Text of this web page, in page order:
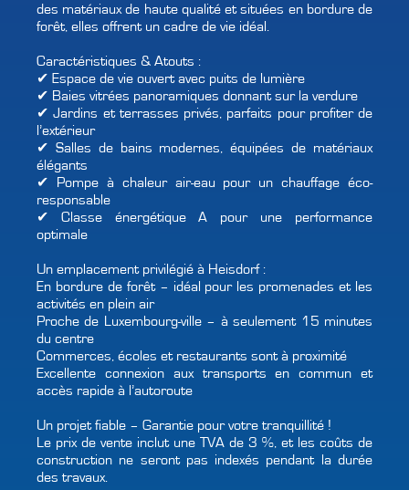
des matériaux de haute qualité et situées en bordure de
forêt, elles offrent un cadre de vie idéal.
Caractéristiques & Atouts :
✔ Espace de vie ouvert avec puits de lumière
✔ Baies vitrées panoramiques donnant sur la verdure
✔ Jardins et terrasses privés, parfaits pour profiter de
l’extérieur
✔ Salles de bains modernes, équipées de matériaux
élégants
✔ Pompe à chaleur air-eau pour un chauffage éco-
responsable
✔ Classe énergétique A pour une performance
optimale
Un emplacement privilégié à Heisdorf :
En bordure de forêt – idéal pour les promenades et les
activités en plein air
Proche de Luxembourg-ville – à seulement 15 minutes
du centre
Commerces, écoles et restaurants sont à proximité
Excellente connexion aux transports en commun et
accès rapide à l’autoroute
Un projet fiable – Garantie pour votre tranquillité !
Le prix de vente inclut une TVA de 3 %, et les coûts de
construction ne seront pas indexés pendant la durée
des travaux.